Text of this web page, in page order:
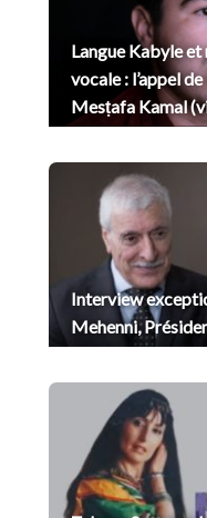
Langue Kabyle et
vocale : l’appel
Mesṭafa Kamal
Interview
Mehenni,